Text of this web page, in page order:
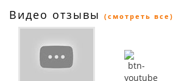
Видео отзывы (смотреть все)